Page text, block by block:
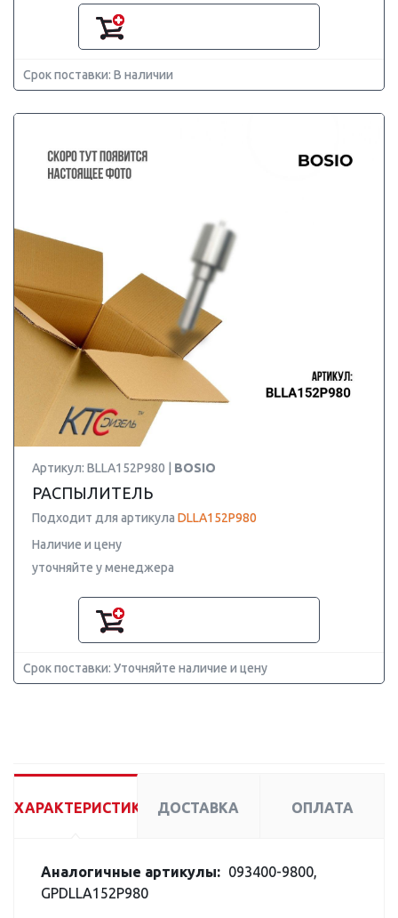
Срок поставки: В наличии
Артикул: BLLA152P980 | BOSIO
РАСПЫЛИТЕЛЬ
Подходит для артикула DLLA152P980
Наличие и цену
уточняйте у менеджера
Срок поставки: Уточняйте наличие и цену
ХАРАКТЕРИСТИКИ ДОСТАВКА ОПЛАТА
Аналогичные артикулы: 093400-9800,
GPDLLA152P980